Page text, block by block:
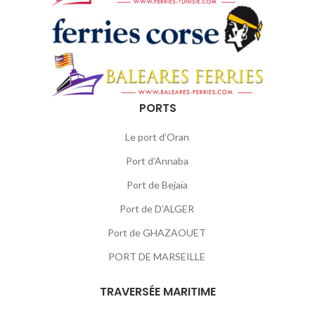
PORTS
Le port d’Oran
Port d’Annaba
Port de Bejaïa
Port de D’ALGER
Port de GHAZAOUET
PORT DE MARSEILLE
TRAVERSÉE MARITIME